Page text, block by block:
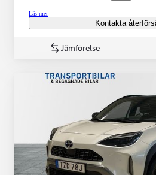
Läs mer
Kontakta
Jämförelse